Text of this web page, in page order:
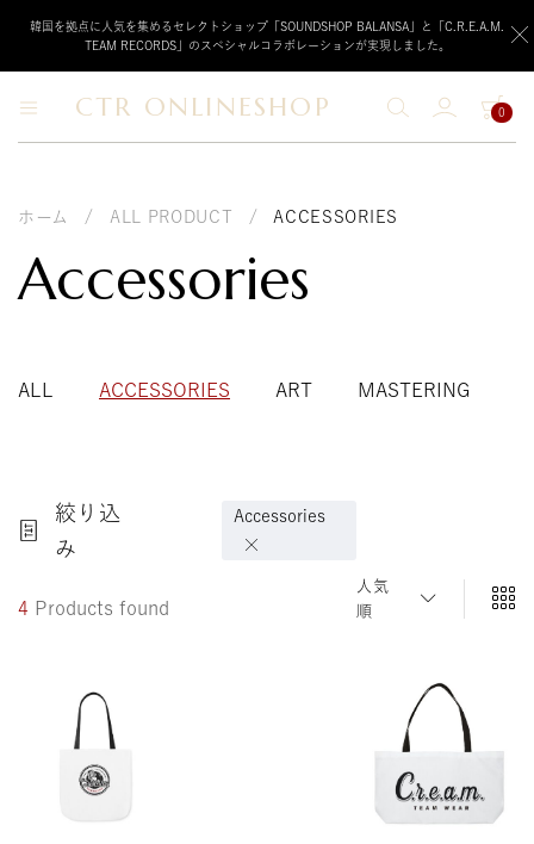
韓国を拠点に人気を集めるセレクトショップ「SOUNDSHOP BALANSA」と「C.R.E.A.M.
TEAM RECORDS」のスペシャルコラボレーションが実現しました。
CTR ONLINESHOP
チ
レ
コ
オ
ラ
ン
0
ホーム / ALL PRODUCT / ACCESSORIES
Accessories
ALL ACCESSORIES ART MASTERING
絞り込
み
Accessories
4 Products found
人気
順